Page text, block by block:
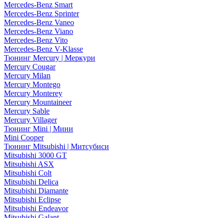
Mercedes-Benz Smart
Mercedes-Benz Sprinter
Mercedes-Benz Vaneo
Mercedes-Benz Viano
Mercedes-Benz Vito
Mercedes-Benz V-Klasse
Тюнинг Mercury | Меркури
Mercury Cougar
Mercury Milan
Mercury Montego
Mercury Monterey
Mercury Mountaineer
Mercury Sable
Mercury Villager
Тюнинг Mini | Мини
Mini Cooper
Тюнинг Mitsubishi | Митсубиси
Mitsubishi 3000 GT
Mitsubishi ASX
Mitsubishi Colt
Mitsubishi Delica
Mitsubishi Diamante
Mitsubishi Eclipse
Mitsubishi Endeavor